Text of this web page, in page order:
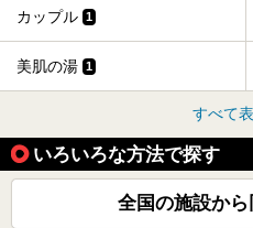
カップル 1
美肌の湯 1
すべて
いろいろな方法で探す
全国の施設か